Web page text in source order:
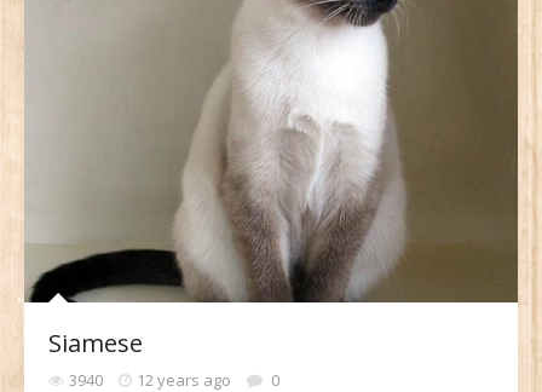
Siamese
3940 12 years ago 0